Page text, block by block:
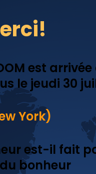
est
le jeudi 30
York)
est-il fait
bonheur